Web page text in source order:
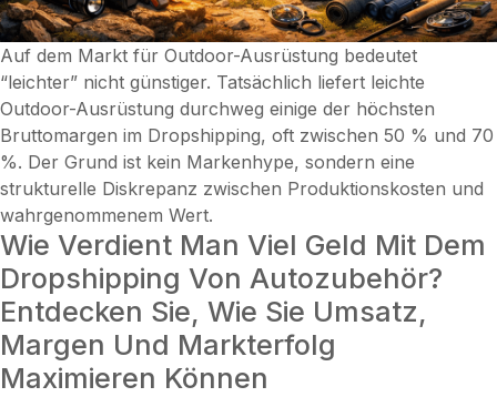
Auf dem Markt für Outdoor-Ausrüstung bedeutet
“leichter” nicht günstiger. Tatsächlich liefert leichte
Outdoor-Ausrüstung durchweg einige der höchsten
Bruttomargen im Dropshipping, oft zwischen 50 % und 70
%. Der Grund ist kein Markenhype, sondern eine
strukturelle Diskrepanz zwischen Produktionskosten und
wahrgenommenem Wert.
Wie Verdient Man Viel Geld Mit Dem
Dropshipping Von Autozubehör?
Entdecken Sie, Wie Sie Umsatz,
Margen Und Markterfolg
Maximieren Können